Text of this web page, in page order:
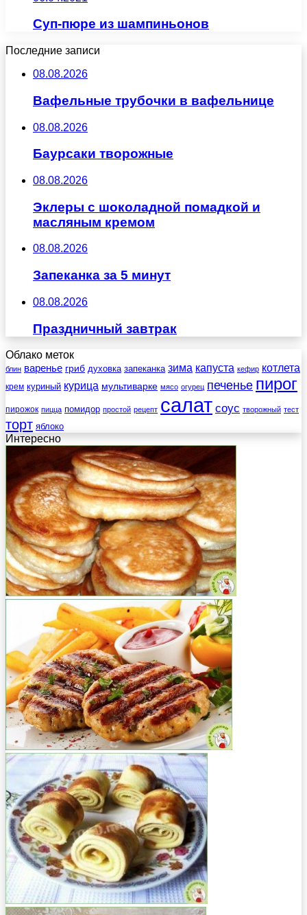
Суп-пюре из шампиньонов
Последние записи
08.08.2026
Вафельные трубочки в вафельнице
08.08.2026
Баурсаки творожные
08.08.2026
Эклеры с шоколадной помадкой и
масляным кремом
08.08.2026
Запеканка за 5 минут
08.08.2026
Праздничный завтрак
Облако меток
блин варенье гриб духовка запеканка зима капуста кефир котлета
крем куриный курица мультиварке мясо огурец печенье пирог
пирожок пицца помидор простой рецепт салат соус творожный тест
торт яблоко
Интересно